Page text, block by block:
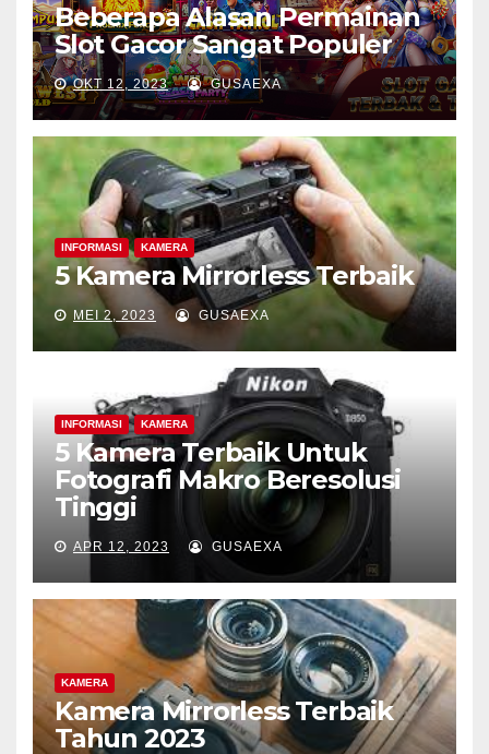
Beberapa Alasan Permainan
Slot Gacor Sangat Populer
OKT 12, 2023 GUSAEXA
INFORMASI KAMERA
5 Kamera Mirrorless Terbaik
MEI 2, 2023 GUSAEXA
INFORMASI KAMERA
5 Kamera Terbaik Untuk
Fotografi Makro Beresolusi
Tinggi
APR 12, 2023 GUSAEXA
KAMERA
Kamera Mirrorless Terbaik
Tahun 2023